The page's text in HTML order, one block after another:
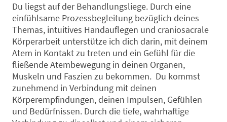
Du liegst auf der Behandlungsliege. Durch eine
einfühlsame Prozessbegleitung bezüglich deines
Themas, intuitives Handauflegen und craniosacrale
Körperarbeit unterstütze ich dich darin, mit deinem
Atem in Kontakt zu treten und ein Gefühl für die
fließende Atembewegung in deinen Organen,
Muskeln und Faszien zu bekommen. Du kommst
zunehmend in Verbindung mit deinen
Körperempfindungen, deinen Impulsen, Gefühlen
und Bedürfnissen. Durch die tiefe, wahrhaftige